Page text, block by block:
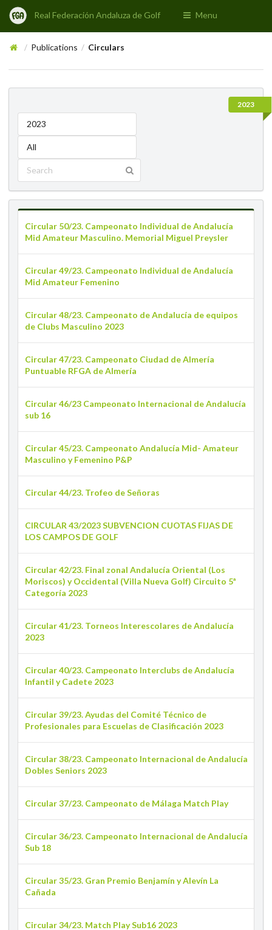
Real Federación Andaluza de Golf Menu
/ Publications / Circulars
2023
2023
All
Circular 50/23. Campeonato Individual de Andalucía
Mid Amateur Masculino. Memorial Miguel Preysler
Circular 49/23. Campeonato Individual de Andalucía
Mid Amateur Femenino
Circular 48/23. Campeonato de Andalucía de equipos
de Clubs Masculino 2023
Circular 47/23. Campeonato Ciudad de Almería
Puntuable RFGA de Almería
Circular 46/23 Campeonato Internacional de Andalucía
sub 16
Circular 45/23. Campeonato Andalucía Mid- Amateur
Masculino y Femenino P&P
Circular 44/23. Trofeo de Señoras
CIRCULAR 43/2023 SUBVENCION CUOTAS FIJAS DE
LOS CAMPOS DE GOLF
Circular 42/23. Final zonal Andalucía Oriental (Los
Moriscos) y Occidental (Villa Nueva Golf) Circuito 5ª
Categoría 2023
Circular 41/23. Torneos Interescolares de Andalucía
2023
Circular 40/23. Campeonato Interclubs de Andalucía
Infantil y Cadete 2023
Circular 39/23. Ayudas del Comité Técnico de
Profesionales para Escuelas de Clasificación 2023
Circular 38/23. Campeonato Internacional de Andalucía
Dobles Seniors 2023
Circular 37/23. Campeonato de Málaga Match Play
Circular 36/23. Campeonato Internacional de Andalucía
Sub 18
Circular 35/23. Gran Premio Benjamín y Alevín La
Cañada
Circular 34/23. Match Play Sub16 2023